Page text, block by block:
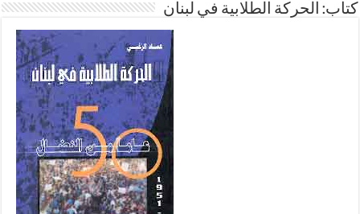
كتاب: الحركة الطلابية في لبنان